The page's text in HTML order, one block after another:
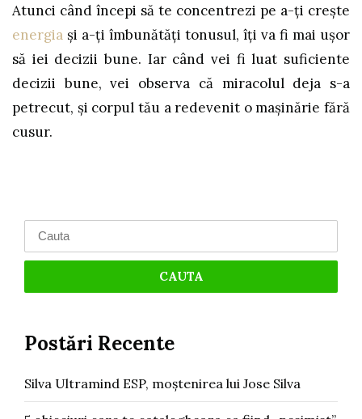
Atunci când începi să te concentrezi pe a-ți crește
energia și a-ți îmbunătăți tonusul, îți va fi mai ușor
să iei decizii bune. Iar când vei fi luat suficiente
decizii bune, vei observa că miracolul deja s-a
petrecut, și corpul tău a redevenit o mașinărie fără
cusur.
for:
Postări Recente
Silva Ultramind ESP, moștenirea lui Jose Silva